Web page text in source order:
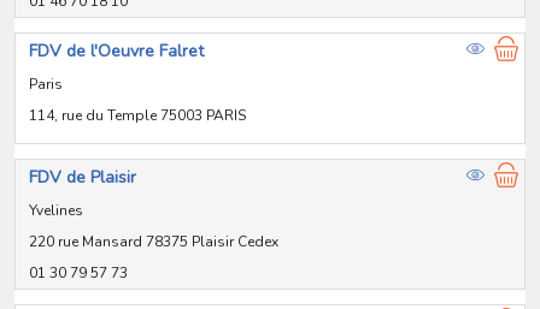
FDV de l'Oeuvre Falret
Paris
114, rue du Temple 75003 PARIS
FDV de Plaisir
Yvelines
220 rue Mansard 78375 Plaisir Cedex
01 30 79 57 73